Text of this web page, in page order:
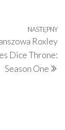
NASTĘPNY
Roxley
Dice Throne:
Season One